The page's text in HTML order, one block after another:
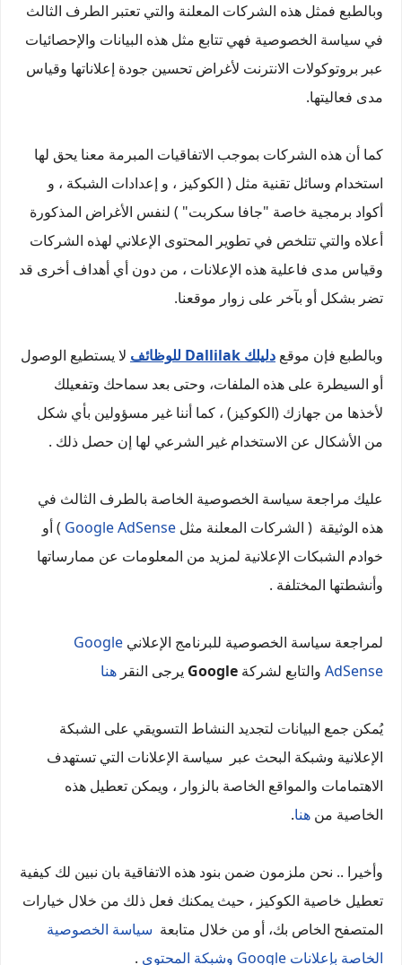
وبالطبع فمثل هذه الشركات المعلنة والتي تعتبر الطرف الثالث
في سياسة الخصوصية فهي تتابع مثل هذه البيانات والإحصائيات
عبر بروتوكولات الانترنت لأغراض تحسين جودة إعلاناتها وقياس
مدى فعاليتها.
كما أن هذه الشركات بموجب الاتفاقيات المبرمة معنا يحق لها
استخدام وسائل تقنية مثل ( الكوكيز ، و إعدادات الشبكة ، و
أكواد برمجية خاصة "جافا سكربت" ) لنفس الأغراض المذكورة
أعلاه والتي تتلخص في تطوير المحتوى الإعلاني لهذه الشركات
وقياس مدى فاعلية هذه الإعلانات ، من دون أي أهداف أخرى قد
تضر بشكل أو بآخر على زوار موقعنا.
وبالطبع فإن موقع دليلك Dallilak للوظائف
لا يستطيع الوصول
أو السيطرة على هذه الملفات، وحتى بعد سماحك وتفعيلك
لأخذها من جهازك (الكوكيز) ، كما أننا غير مسؤولين بأي شكل
من الأشكال عن الاستخدام غير الشرعي لها إن حصل ذلك .
عليك مراجعة سياسة الخصوصية الخاصة بالطرف الثالث في
هذه الوثيقة ( الشركات المعلنة مثل Google AdSense ) أو
خوادم الشبكات الإعلانية لمزيد من المعلومات عن ممارساتها
وأنشطتها المختلفة .
لمراجعة سياسة الخصوصية للبرنامج الإعلاني Google
AdSense والتابع لشركة Google يرجى النقر هنا
يُمكن جمع البيانات لتجديد النشاط التسويقي على الشبكة
الإعلانية وشبكة البحث عبر سياسة الإعلانات التي تستهدف
الاهتمامات والمواقع الخاصة بالزوار ، ويمكن تعطيل هذه
الخاصية من هنا.
وأخيرا .. نحن ملزمون ضمن بنود هذه الاتفاقية بان نبين لك كيفية
تعطيل خاصية الكوكيز ، حيث يمكنك فعل ذلك من خلال خيارات
المتصفح الخاص بك، أو من خلال متابعة سياسة الخصوصية
الخاصة بإعلانات Google وشبكة المحتوى
.